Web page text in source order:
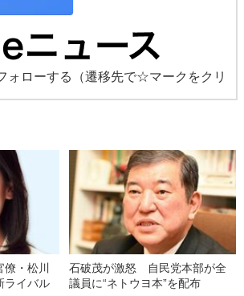
ォローする
（遷移先で☆マークをクリ
・松川
イバル
石破茂が激怒 自民党本部が全
議員に“ネトウヨ本”を配布